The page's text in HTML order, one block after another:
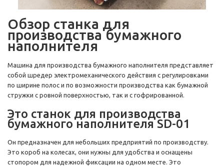
Обзор станка для
производства бумажного
наполнителя
Машина для производства бумажного наполнителя представляет
собой шредер электромеханического действия с регулировками
по ширине полос и по возможности производства как бумажной
стружки с ровной поверхностью, так и с гофрированной.
Это станок для производства
бумажного наполнителя SD-01
Он предназначен для небольших предприятий по производству.
Это короб на колесах, они нужны для удобства и оснащены
стопором для надежной фиксации на одном месте. Это